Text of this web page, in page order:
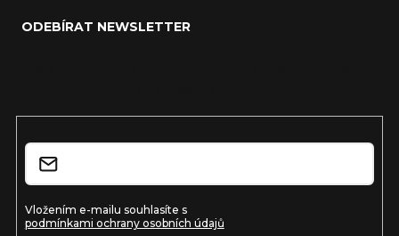
ODEBÍRAT NEWSLETTER
Vložením e-mailu souhlasíte s
podmínkami ochrany osobních údajů